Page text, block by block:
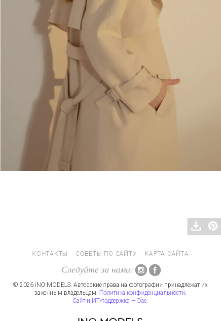
КОНТАКТЫ СОВЕТЫ ПО САЙТУ КАРТА САЙТА
Следуйте за нами:
© 2026 INO MODELS. Авторские права на фотографии принадлежат их
законным владельцам. Политика конфиденциальности.
Сайт и ИТ-поддержка — Dae.